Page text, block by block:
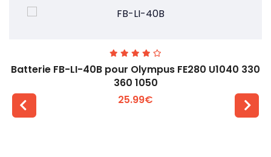
Batterie FB-LI-40B pour Olympus FE280 U1040 330
360 1050
25.99€